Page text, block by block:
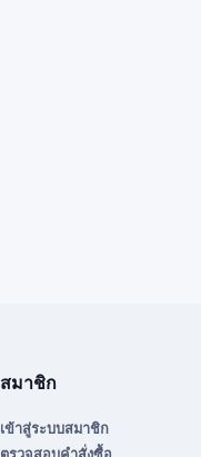
สมาชิก
เข้าสู่ระบบสมาชิก